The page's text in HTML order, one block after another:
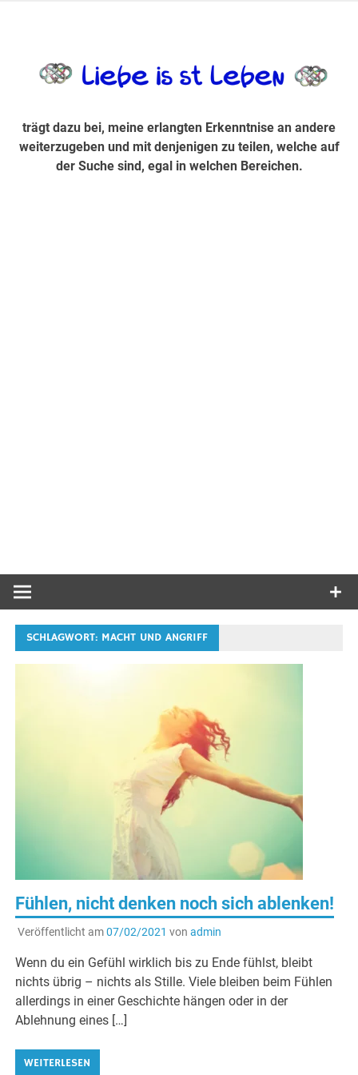
Suche sind, egal in welchen Bereichen.
trägt dazu bei, meine erlangten Erkenntnise an andere
weiterzugeben und mit denjenigen zu teilen, welche auf
der Suche sind, egal in welchen Bereichen.
SCHLAGWORT: MACHT UND ANGRIFF
Fühlen, nicht denken noch sich ablenken!
Veröffentlicht am07/02/2021 von admin
Wenn du ein Gefühl wirklich bis zu Ende fühlst, bleibt
nichts übrig – nichts als Stille. Viele bleiben beim Fühlen
allerdings in einer Geschichte hängen oder in der
Ablehnung eines […]
WEITERLESEN